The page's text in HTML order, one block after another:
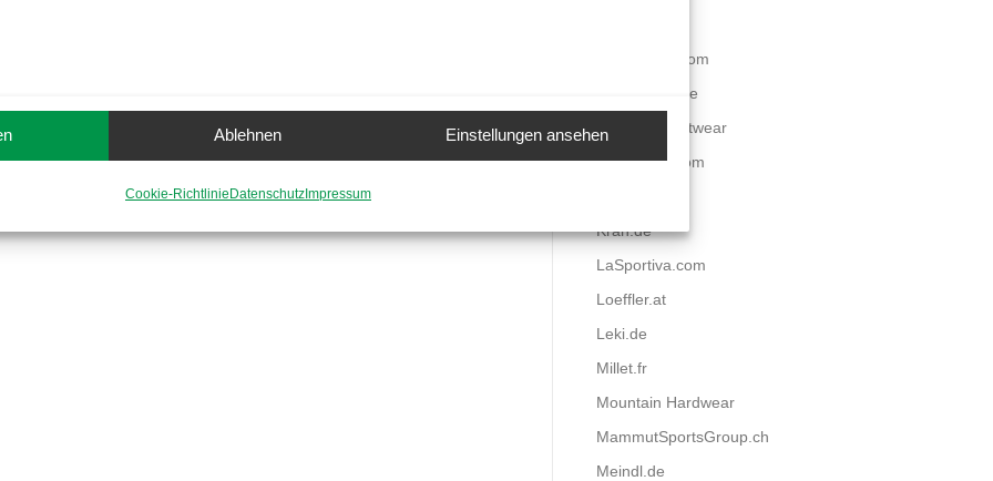
Ablehnen Einstellungen ansehen
Cookie-RichtlinieDatenschutzImpressum
Fischer-Ski.com
Fjall-Raven.de
HanWag Footwear
Icebreaker.com
Krah.de
LaSportiva.com
Loeffler.at
Leki.de
Millet.fr
Mountain Hardwear
MammutSportsGroup.ch
Meindl.de